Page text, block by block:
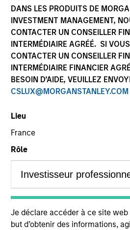
DANS LES PRODUITS DE
INVESTMENT MANAGEMENT,
CONTACTER UN CONSEILLER
INTERMÉDIAIRE AGRÉÉ. SI
CONTACTER UN CONSEILLER
INTERMÉDIAIRE FINANCIER
BESOIN D’AIDE, VEUILLEZ
CSLUX@MORGANSTANLEY.COM
Lieu
France
Rôle
Je déclare accéder à ce site web
but d’obtenir des informations,
Healthcare
COUNTRY
India
Invested on
Dec 2016